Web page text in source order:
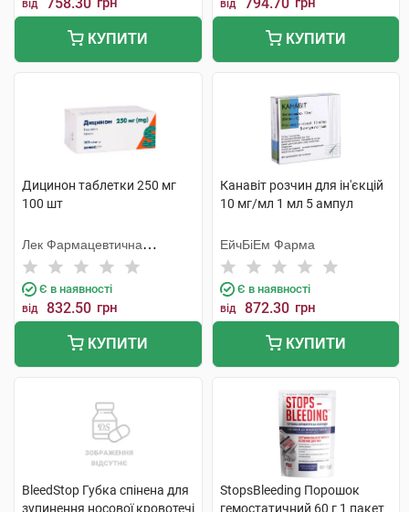
від
КУПИТИ
від
КУПИТИ
Дицинон таблетки 250 мг
100 шт
Лек Фармацевтична
компанія
Є в наявності
від 832.50 грн
КУПИТИ
Канавіт розчин для ін'єкцій
10 мг/мл 1 мл 5 ампул
ЕйчБіЕм Фарма
Є в наявності
від 872.30 грн
КУПИТИ
BleedStop Губка спінена для
зупинення носової кровотечі
StopsBleeding Порошок
гемостатичний 60 г 1 пакет